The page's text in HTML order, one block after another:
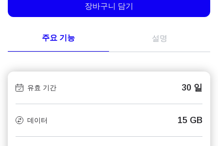
장바구니 담기
주요 기능 설명
유효 기간 30 일
데이터 15 GB